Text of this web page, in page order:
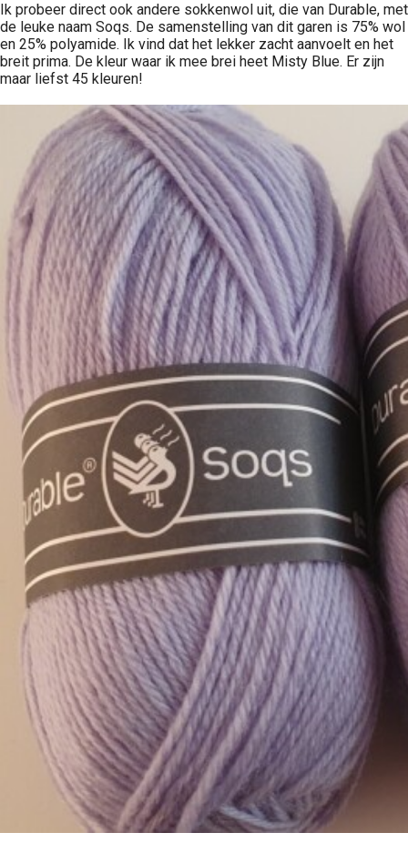
Ik probeer direct ook andere sokkenwol uit, die van Durable, met
de leuke naam Soqs. De samenstelling van dit garen is 75% wol
en 25% polyamide. Ik vind dat het lekker zacht aanvoelt en het
breit prima. De kleur waar ik mee brei heet Misty Blue. Er zijn
maar liefst 45 kleuren!